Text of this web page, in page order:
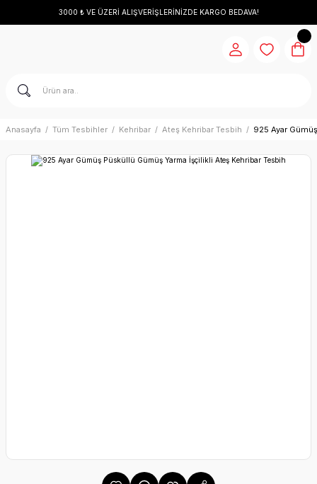
3000 ₺ VE ÜZERİ ALIŞVERİŞLERİNİZDE KARGO BEDAVA!
Anasayfa Tüm Tesbihler Kehribar Ateş Kehribar Tesbih 925 Ayar